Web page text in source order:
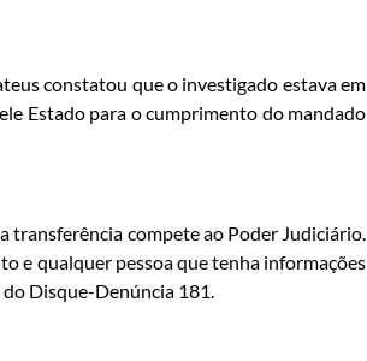
constatou que o investigado estava em
Estado para o cumprimento do mandado
transferência compete ao Poder Judiciário.
e qualquer pessoa que tenha informações
Disque-Denúncia 181.